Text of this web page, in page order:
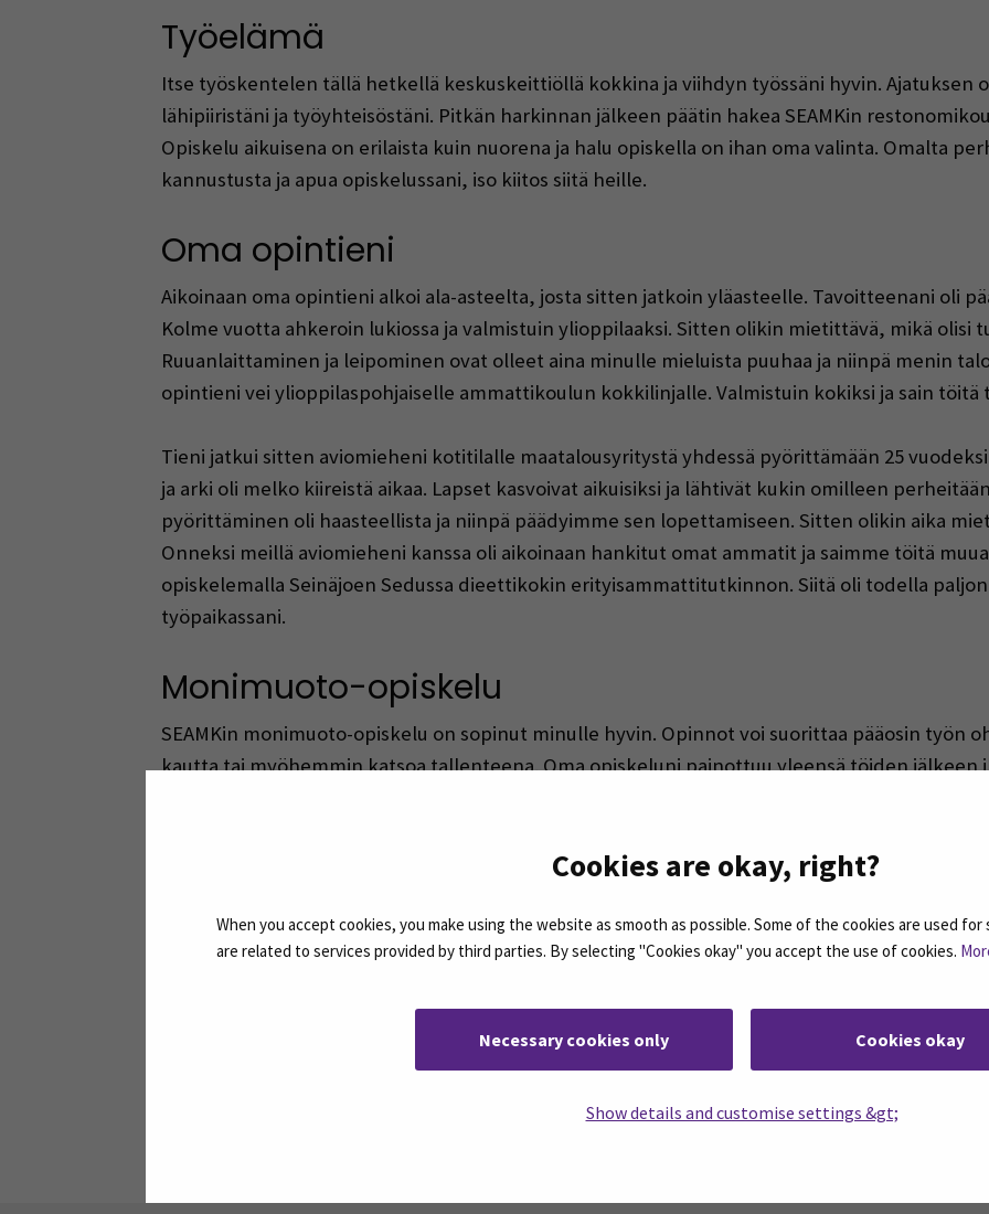
Cookies are okay, right?
When you accept cookies, you make using the website as smooth as possible. Some of the cookies are used
are related to services provided by third parties. By selecting "Cookies okay" you accept the use of cookies.
Necessary cookies only Cookies okay
Show details and customise settings &gt;
Työelämä
Itse työskentelen tällä hetkellä keskuskeittiöllä kokkina ja viihdyn työssäni hyvin. Ajatuksen
lähipiiristäni ja työyhteisöstäni. Pitkän harkinnan jälkeen päätin hakea SEAMKin
Opiskelu aikuisena on erilaista kuin nuorena ja halu opiskella on ihan oma valinta. Omalta
kannustusta ja apua opiskelussani, iso kiitos siitä heille.
Oma opintieni
Aikoinaan oma opintieni alkoi ala-asteelta, josta sitten jatkoin yläasteelle. Tavoitteenani oli
Kolme vuotta ahkeroin lukiossa ja valmistuin ylioppilaaksi. Sitten olikin mietittävä, mikä olisi
Ruuanlaittaminen ja leipominen ovat olleet aina minulle mieluista puuhaa ja niinpä menin
opintieni vei ylioppilaspohjaiselle ammattikoulun kokkilinjalle. Valmistuin kokiksi ja sain
Tieni jatkui sitten aviomieheni kotitilalle maatalousyritystä yhdessä pyörittämään 25
ja arki oli melko kiireistä aikaa. Lapset kasvoivat aikuisiksi ja lähtivät kukin omilleen
pyörittäminen oli haasteellista ja niinpä päädyimme sen lopettamiseen. Sitten olikin aika
Onneksi meillä aviomieheni kanssa oli aikoinaan hankitut omat ammatit ja saimme töitä
opiskelemalla Seinäjoen Sedussa dieettikokin erityisammattitutkinnon. Siitä oli todella paljon
työpaikassani.
Monimuoto-opiskelu
SEAMKin monimuoto-opiskelu on sopinut minulle hyvin. Opinnot voi suorittaa pääosin työn
kautta tai myöhemmin katsoa tallenteena. Oma opiskeluni painottuu yleensä töiden jälkeen
Opiskelusta olen samaa mieltä kuin elokuvaohjaaja ja kirjailija Jörn Donner aikoinaan Suuren